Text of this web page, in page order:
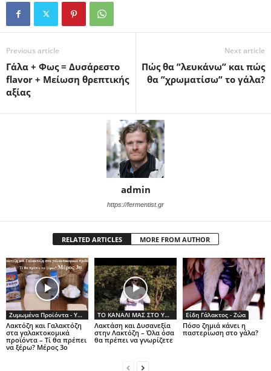
Previous article
Γάλα + Φως = Δυσάρεστο
flavor + Μείωση θρεπτικής
αξίας
Next article
Πώς θα ”λευκάνω” και πώς
θα ”χρωματίσω” το γάλα?
admin
https://fermentist.gr
RELATED ARTICLES MORE FROM AUTHOR
Ζυμωμένα Προϊόντα - Υγεία
Λακτόζη και Γαλακτόζη
στα γαλακτοκομικά
προϊόντα – Τί θα πρέπει
να ξέρω? Μέρος 3ο
ΤΟ ΚΑΝΑΛΙ ΜΑΣ ΣΤΟ YOUTUBE
Λακτάση και Δυσανεξία
στην Λακτόζη – Όλα όσα
θα πρέπει να γνωρίζετε
Είδη Γάλακτος - Ζώα
Πόσο ζημιά κάνει η
παστερίωση στο γάλα?